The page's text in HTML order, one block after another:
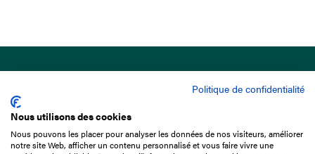
15 Boulevard de Douaumont
Politique de confidentialité
Nous utilisons des cookies
Nous pouvons les placer pour analyser les données de nos visiteurs, améliorer
notre site Web, afficher un contenu personnalisé et vous faire vivre une